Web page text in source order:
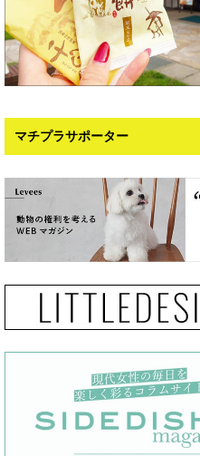
マチプラサポーター